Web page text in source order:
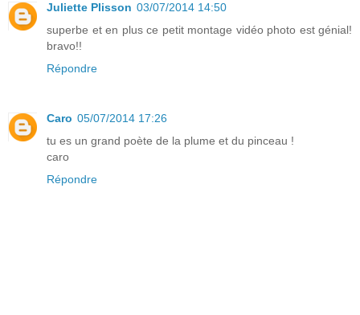
Juliette Plisson 03/07/2014 14:50
superbe et en plus ce petit montage vidéo photo est génial!
bravo!!
Répondre
Caro 05/07/2014 17:26
tu es un grand poète de la plume et du pinceau !
caro
Répondre